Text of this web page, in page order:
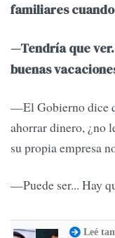
familiares
—Tendría que
buenas
—El Gobierno dice
ahorrar dinero, ¿no
su propia empresa
—Puede ser... Hay
Leé